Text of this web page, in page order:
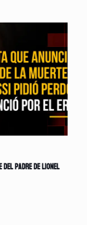
padre de Lionel